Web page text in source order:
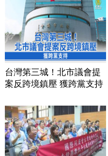
台灣第三城！北市議會提
案反跨境鎮壓 獲跨黨支持